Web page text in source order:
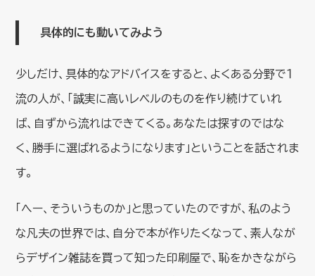
具体的にも動いてみよう
少しだけ、具体的なアドバイスをすると、よくある分野で１
流の人が、「誠実に高いレベルのものを作り続けていれ
ば、自ずから流れはできてくる。あなたは探すのではな
く、勝手に選ばれるようになります」ということを話されま
す。
「へー、そういうものか」と思っていたのですが、私のよう
な凡夫の世界では、自分で本が作りたくなって、素人なが
らデザイン雑誌を買って知った印刷屋で、恥をかきながら